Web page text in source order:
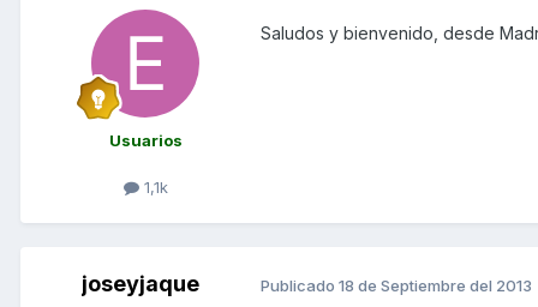
Usuarios
1,1k
Saludos y bienvenido, desde
joseyjaque Publicado 18 de Septiembre del 2013